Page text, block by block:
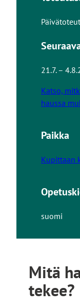
21.7. –
Katso,
haussa
Paikka
Kupittaan
suomi
Mitä
tekee?